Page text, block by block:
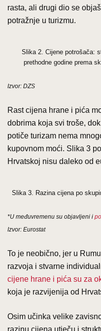
rasta, ali drugi dio se
potražnje u turizmu.
Slika 2. Cijene potrošača:
prethodne godine prema
Izvor: DZS
Rast cijena hrane i pića
dobrima koja svi troše,
potiče turizam nema
kupovnom moći. Slika 3
Hrvatskoj nisu daleko od
Slika 3. Razina cijena po
*U međuvremenu su objavljeni i
Izvor: Eurostat
To je neobično, jer u
razvoja i stvarne
cijene hrane i pića su za
koja je razvijenija od
Osim učinka velike
razinu cijena utječu i